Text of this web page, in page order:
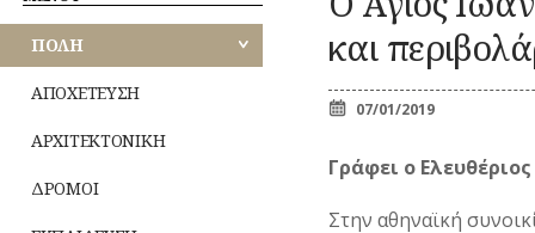
ΚΟΙΝΟΧΡΗΣΤΟΙ
ΧΩΡΟΙ
ΚΤΙΡΙΑ
ΜΝΗΜΕΙΑ
ΝΑΟΙ-ΜΟΝΕΣ
ΚΟΜΙΚΣ
ΣΚΙΤΣΑ
(ΓΕΛΟΙΟΓΡΑΦΙΕΣ)
–
ΠΟΙΗΣΗ
ΑΘΗΝΩΝ
ΑΝΑΤΟΛΙΚΗΣ
ΕΟΡΤΕΣ
ΞΩΚΚΛΗΣΙΑ
ζωή
Δημώδης
ΠΟΛΗ
ΑΠΟΧΕΤΕΥΣΗ
ΑΡΧΙΤΕΚΤΟΝΙΚΗ
ΔΡΟΜΟΙ
και
07/01/2019
Γράφει ο
Στην αθηναϊκή